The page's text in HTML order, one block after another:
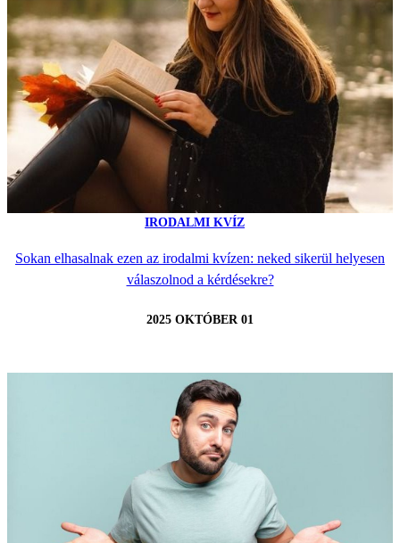
IRODALMI KVÍZ
Sokan elhasalnak ezen az irodalmi kvízen: neked sikerül helyesen
válaszolnod a kérdésekre?
2025 OKTÓBER 01